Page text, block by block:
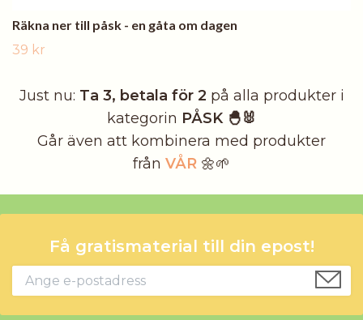
Räkna ner till påsk - en gåta om dagen
39 kr
Just nu: Ta 3, betala för 2 på alla produkter i
kategorin PÅSK 🐣🐰
Går även att kombinera med produkter
från VÅR 🌼🌱
Få gratismaterial till din epost!